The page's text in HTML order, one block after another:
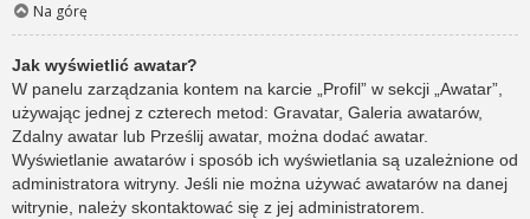
Na górę
Jak wyświetlić awatar?
W panelu zarządzania kontem na karcie „Profil” w sekcji „Awatar”,
używając jednej z czterech metod: Gravatar, Galeria awatarów,
Zdalny awatar lub Prześlij awatar, można dodać awatar.
Wyświetlanie awatarów i sposób ich wyświetlania są uzależnione od
administratora witryny. Jeśli nie można używać awatarów na danej
witrynie, należy skontaktować się z jej administratorem.